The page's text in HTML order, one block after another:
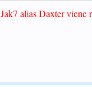
alias Daxter viene